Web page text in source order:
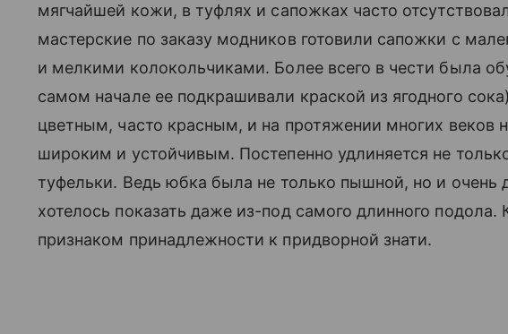
мягчайшей кожи, в туфлях и сапожках часто
мастерские по заказу модников готовили сапожки с
и мелкими колокольчиками. Более всего в чести была
самом начале ее подкрашивали краской из ягодного
цветным, часто красным, и на протяжении многих веков
широким и устойчивым. Постепенно удлиняется не
туфельки. Ведь юбка была не только пышной, но и очень
хотелось показать даже из-под самого длинного подола.
признаком принадлежности к придворной знати.